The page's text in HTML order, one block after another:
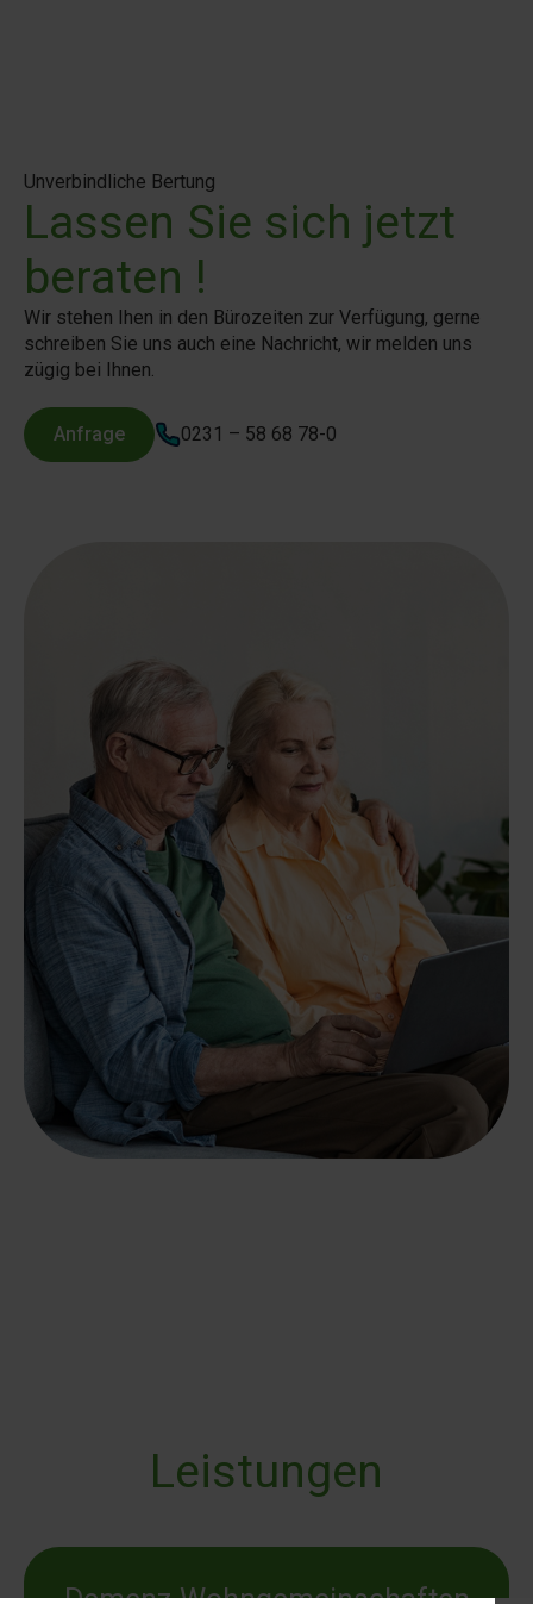
Unverbindliche Bertung
Lassen Sie sich jetzt
beraten !
Wir stehen Ihen in den Bürozeiten zur Verfügung, gerne
schreiben Sie uns auch eine Nachricht, wir melden uns
zügig bei Ihnen.
Anfrage 0231 – 58 68 78-0
Leistungen